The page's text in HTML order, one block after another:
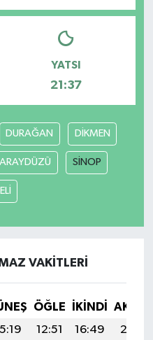
YATSI
21:37
DURAĞAN DİKMEN
SİNOP
VAKITLERI
ÖĞLE İKINDI
12:51 16:49
20:13